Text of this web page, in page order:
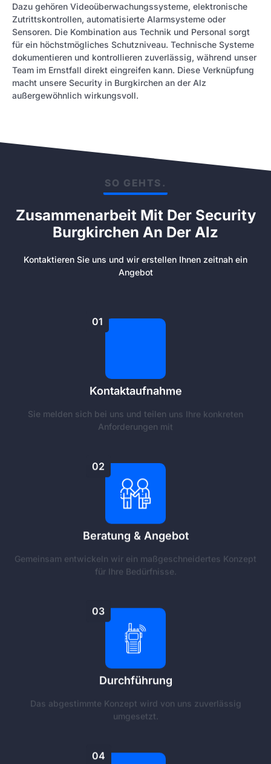
Dazu gehören Videoüberwachungssysteme, elektronische
Zutrittskontrollen, automatisierte Alarmsysteme oder
Sensoren. Die Kombination aus Technik und Personal sorgt
für ein höchstmögliches Schutzniveau. Technische Systeme
dokumentieren und kontrollieren zuverlässig, während unser
Team im Ernstfall direkt eingreifen kann. Diese Verknüpfung
macht unsere Security in Burgkirchen an der Alz
außergewöhnlich wirkungsvoll.
SO GEHTS.
Zusammenarbeit Mit Der Security
Burgkirchen An Der Alz
Kontaktieren Sie uns und wir erstellen Ihnen zeitnah ein
Angebot
01
Kontaktaufnahme
Sie melden sich bei uns und teilen uns Ihre konkreten
Anforderungen mit
02
Beratung & Angebot
Gemeinsam entwickeln wir ein maßgeschneidertes Konzept
für Ihre Bedürfnisse.
03
Durchführung
Das abgestimmte Konzept wird von uns zuverlässig
umgesetzt.
04